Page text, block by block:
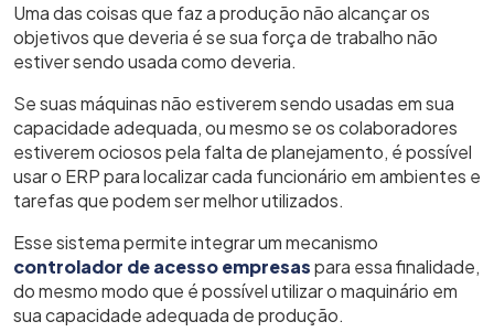
Uma das coisas que faz a produção não alcançar os
objetivos que deveria é se sua força de trabalho não
estiver sendo usada como deveria.
Se suas máquinas não estiverem sendo usadas em sua
capacidade adequada, ou mesmo se os colaboradores
estiverem ociosos pela falta de planejamento, é possível
usar o ERP para localizar cada funcionário em ambientes e
tarefas que podem ser melhor utilizados.
Esse sistema permite integrar um mecanismo
controlador de acesso empresaspara essa finalidade,
do mesmo modo que é possível utilizar o maquinário em
sua capacidade adequada de produção.